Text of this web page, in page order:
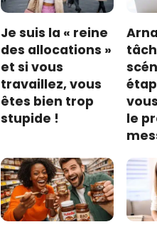
Je suis la « reine
des allocations »
et si vous
travaillez, vous
êtes bien trop
stupide !
le